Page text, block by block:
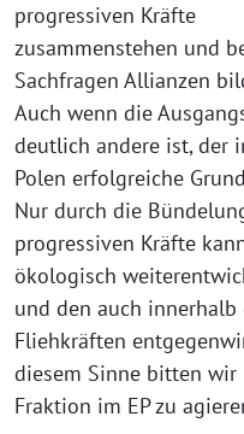
progressiven Kräfte
zusammenstehen und
Sachfragen Allianzen
Auch wenn die
deutlich andere ist, der
Polen erfolgreiche
Nur durch die
progressiven Kräfte
ökologisch
und den auch
Fliehkräften
diesem Sinne bitten
Fraktion im EP zu